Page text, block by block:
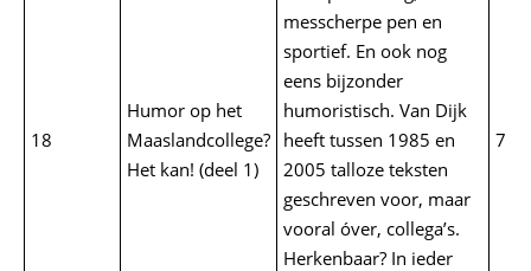
18
Humor op het
Maaslandcollege?
Het kan! (deel 1)
messcherpe pen en
sportief. En ook nog
eens bijzonder
humoristisch. Van Dijk
heeft tussen 1985 en
2005 talloze teksten
geschreven voor, maar
vooral óver, collega’s.
Herkenbaar? In ieder
7